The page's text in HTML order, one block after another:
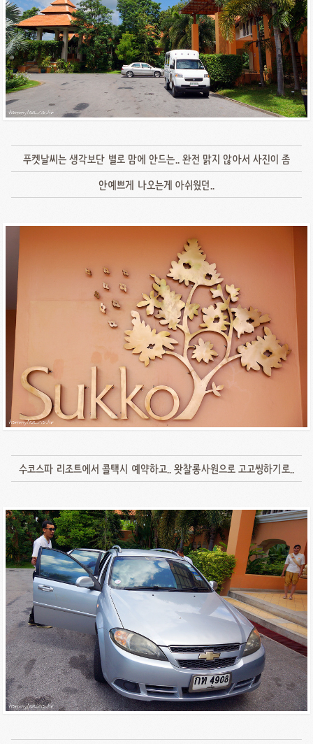
푸켓날씨는 생각보단 별로 맘에 안드는.. 완전 맑지 않아서 사진이 좀
안예쁘게 나오는게 아쉬웠던..
수코스파 리조트에서 콜택시 예약하고.. 왓찰롱사원으로 고고씽하기로..